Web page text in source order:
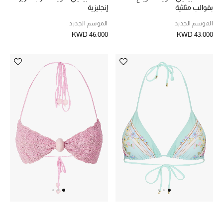
أبرز الحقائب
تسوقوا الحقائب
الموسم الجديد
أحذية النسائية
تشكيلة الأحذية
الأحذية الرجالية
بقوالب مثلثية
الموسم الجديد
KWD 43.000
إنجليزية
الموسم الجديد
KWD 46.000